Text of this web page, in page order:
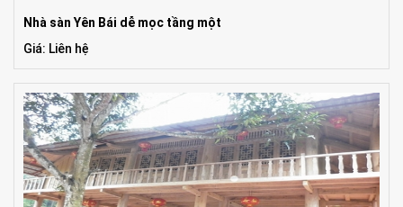
Nhà sàn Yên Bái dễ mọc tầng một
Giá: Liên hệ